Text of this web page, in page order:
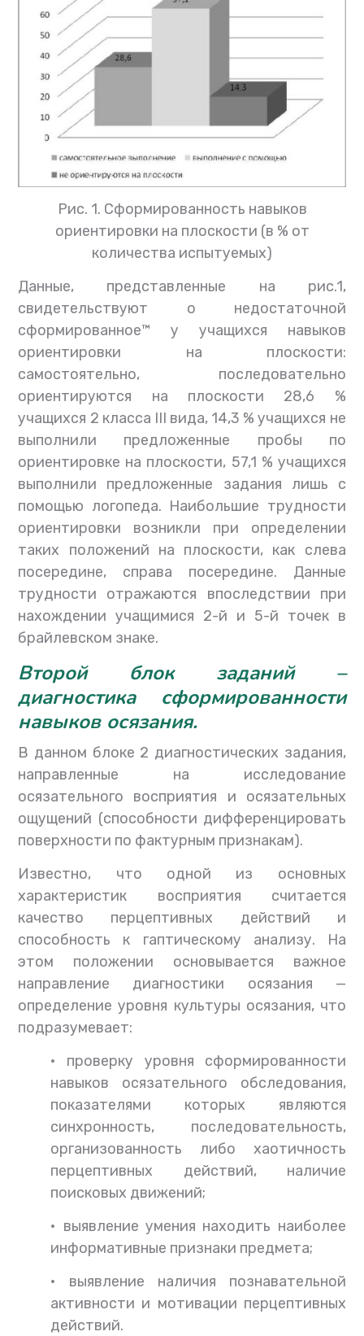
Рис. 1. Сформированность навыков
ориентировки на плоскости (в % от
количества испытуемых)
Данные, представленные на рис.1,
свидетельствуют о недостаточной
сформированное™ у учащихся навыков
ориентировки на плоскости:
самостоятельно, последовательно
ориентируются на плоскости 28,6 %
учащихся 2 класса III вида, 14,3 % учащихся не
выполнили предложенные пробы по
ориентировке на плоскости, 57,1 % учащихся
выполнили предложенные задания лишь с
помощью логопеда. Наибольшие трудности
ориентировки возникли при определении
таких положений на плоскости, как слева
посередине, справа посередине. Данные
трудности отражаются впоследствии при
нахождении учащимися 2-й и 5-й точек в
брайлевском знаке.
Второй блок заданий –
диагностика сформированности
навыков осязания.
В данном блоке 2 диагностических задания,
направленные на исследование
осязательного восприятия и осязательных
ощущений (способности дифференцировать
поверхности по фактурным признакам).
Известно, что одной из основных
характеристик восприятия считается
качество перцептивных действий и
способность к гаптическому анализу. На
этом положении основывается важное
направление диагностики осязания —
определение уровня культуры осязания, что
подразумевает:
• проверку уровня сформированности
навыков осязательного обследования,
показателями которых являются
синхронность, последовательность,
организованность либо хаотичность
перцептивных действий, наличие
поисковых движений;
• выявление умения находить наиболее
информативные признаки предмета;
• выявление наличия познавательной
активности и мотивации перцептивных
действий.